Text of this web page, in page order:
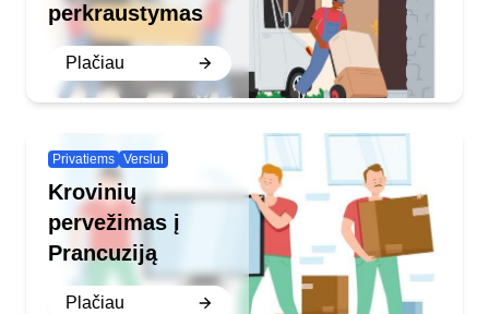
perkraustymas
Plačiau
Privatiems Verslui
Krovinių
pervežimas į
Prancuziją
Plačiau